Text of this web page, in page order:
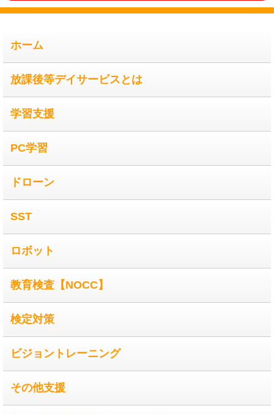
ホーム
放課後等デイサービスとは
学習支援
PC学習
ドローン
SST
ロボット
教育検査【NOCC】
検定対策
ビジョントレーニング
その他支援